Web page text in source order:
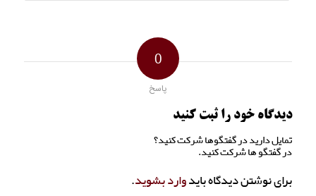
0
پاسخ
دیدگاه خود را ثبت کنید
تمایل دارید در گفتگوها شرکت کنید؟
در گفتگو ها شرکت کنید.
برای نوشتن دیدگاه بایدوارد بشوید.